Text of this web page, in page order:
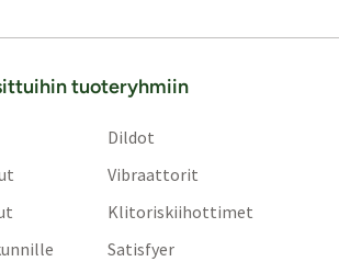
tuoteryhmiin
Dildot
Vibraattorit
Klitoriskiihottimet
Satisfyer